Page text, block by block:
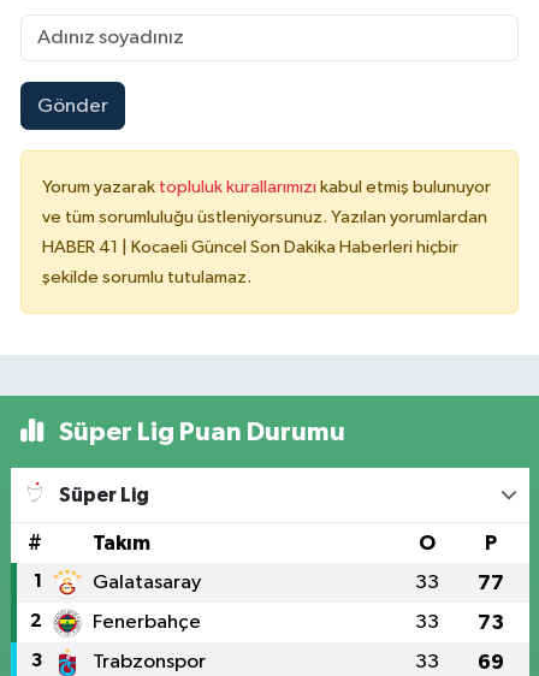
Gönder
Yorum yazarak topluluk kurallarımızı kabul etmiş bulunuyor
ve tüm sorumluluğu üstleniyorsunuz. Yazılan yorumlardan
HABER 41 | Kocaeli Güncel Son Dakika Haberleri hiçbir
şekilde sorumlu tutulamaz.
Süper Lig Puan Durumu
Süper Lig
# Takım O P
1 Galatasaray 33 77
2 Fenerbahçe 33 73
3 Trabzonspor 33 69